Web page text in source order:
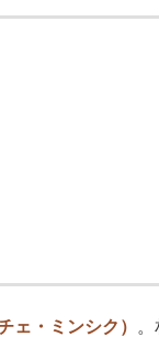
チェ・ミンシク）